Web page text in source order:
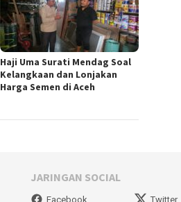
Haji Uma Surati Mendag Soal
Kelangkaan dan Lonjakan
Harga Semen di Aceh
JARINGAN SOCIAL
Facebook Twitter